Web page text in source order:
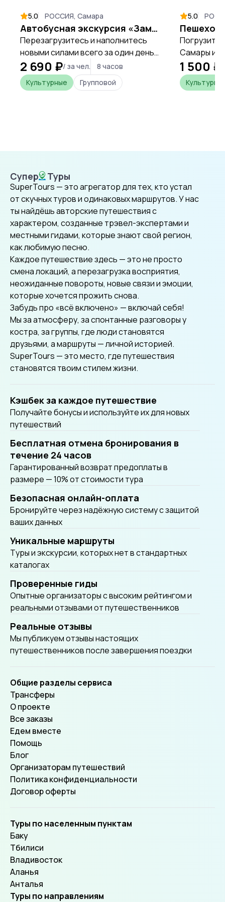
5.0 РОССИЯ, Самара
Автобусная экскурсия «Замок Гарибальди»
Перезагрузитесь и наполнитесь
новыми силами всего за один день,
открывая уникальные места
Самарской области.
2 690 ₽/ за чел.
8 часов
Культурные
Групповой
5.0
Самары и
первый
Сталина.
1 500 ₽
Супер Туры
SuperTours
SuperTours — это агрегатор для тех, кто устал
от скучных туров и одинаковых маршрутов. У нас
ты найдёшь авторские путешествия с
характером, созданные трэвел-экспертами и
местными гидами, которые знают свой регион,
как любимую песню.
Каждое путешествие здесь — это не просто
смена локаций, а перезагрузка восприятия,
неожиданные повороты, новые связи и эмоции,
которые хочется прожить снова.
Забудь про «всё включено» — включай себя!
Мы за атмосферу, за спонтанные разговоры у
костра, за группы, где люди становятся
друзьями, а маршруты — личной историей.
SuperTours — это место, где путешествия
становятся твоим стилем жизни.
Кэшбек за каждое путешествие
Получайте бонусы и используйте их для новых
путешествий
Бесплатная отмена бронирования в
течение 24 часов
Гарантированный возврат предоплаты в
размере — 10% от стоимости тура
Безопасная онлайн-оплата
Бронируйте через надёжную систему с защитой
ваших данных
Уникальные маршруты
Tуры и экскурсии, которых нет в стандартных
каталогах
Проверенные гиды
Опытные организаторы с высоким рейтингом и
реальными отзывами от путешественников
Реальные отзывы
Мы публикуем отзывы настоящих
путешественников после завершения поездки
Общие разделы сервиса
Трансферы
О проекте
Все заказы
Едем вместе
Помощь
Блог
Организаторам путешествий
Политика конфиденциальности
Договор оферты
Туры по населенным пунктам
Баку
Тбилиси
Владивосток
Аланья
Анталья
Туры по направлениям